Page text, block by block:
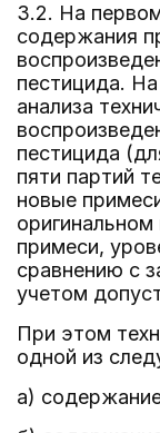
3.2. На
содержания
пестицида.
анализа
пестицида
пяти партий
новые
примеси,
сравнению с
учетом
При этом
одной из
а)